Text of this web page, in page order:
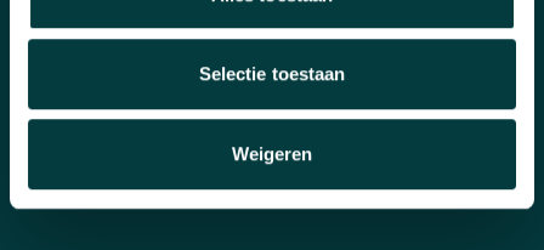
Selectie toestaan
Weigeren
Winkel in Nijmegen
Officieel verkooppunt
Inruilen horloge